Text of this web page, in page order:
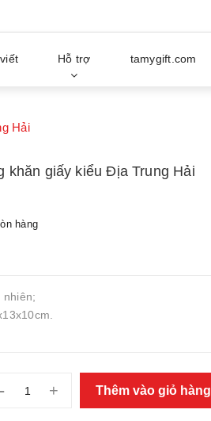
Hỗ trợ tamygift.com
Hải
khăn giấy kiểu Địa Trung Hải
hàng
nhiên;
- + Thêm vào giỏ hàng